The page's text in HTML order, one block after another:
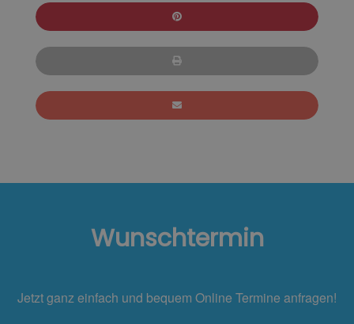
Wunschtermin
Jetzt ganz einfach und bequem Online Termine anfragen!